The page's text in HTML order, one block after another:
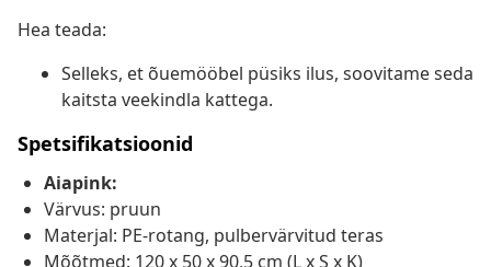
Hea teada:
Selleks, et õuemööbel püsiks ilus, soovitame seda
kaitsta veekindla kattega.
Spetsifikatsioonid
Aiapink:
Värvus: pruun
Materjal: PE-rotang, pulbervärvitud teras
Mõõtmed: 120 x 50 x 90,5 cm (L x S x K)